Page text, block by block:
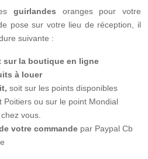
guirlandes oranges pour votre
pose sur votre lieu de réception, il
suivante :
sur la boutique en ligne
à louer
soit sur les points disponibles
Poitiers ou sur le point Mondial
vous.
votre commande par Paypal Cb